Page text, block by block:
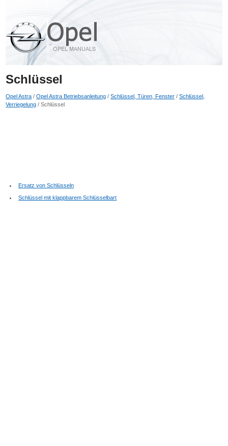
Schlüssel
Opel Astra /Opel Astra Betriebsanleitung /Schlüssel, Türen, Fenster /Schlüssel,
Verriegelung / Schlüssel
Ersatz von Schlüsseln
Schlüssel mit klappbarem Schlüsselbart